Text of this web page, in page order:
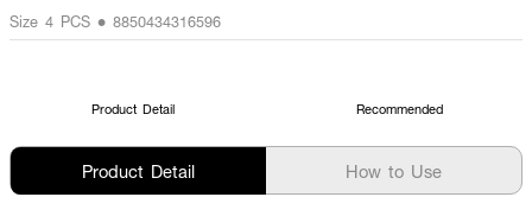
Size 4 PCS • 8850434316596
Product Detail Recommended
Product Detail How to Use